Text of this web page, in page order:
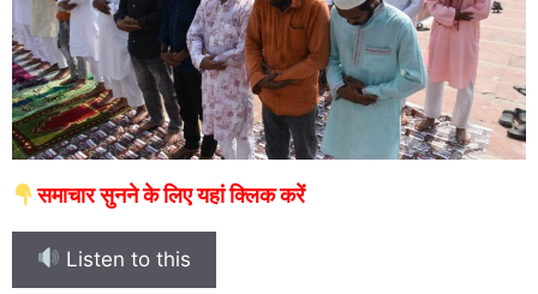
समाचार सुनने के लिए यहां क्लिक करें
Listen to this